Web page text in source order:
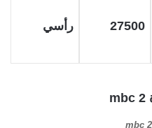
27500 رأسي